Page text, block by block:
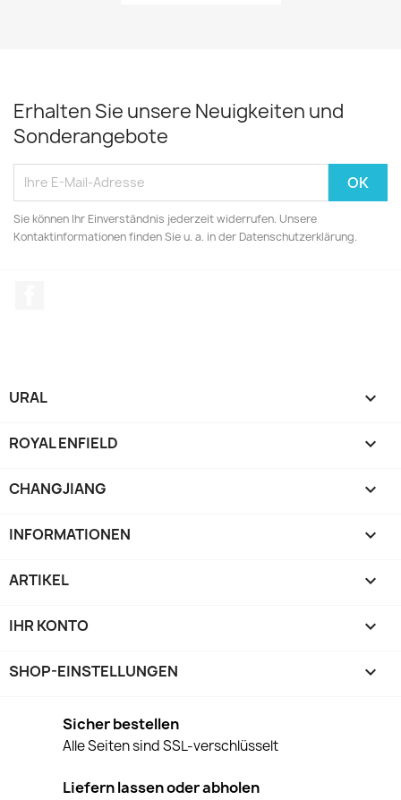
Erhalten Sie unsere Neuigkeiten und
Sonderangebote
Sie können Ihr Einverständnis jederzeit widerrufen. Unsere
Kontaktinformationen finden Sie u. a. in der Datenschutzerklärung.
URAL 
ROYAL ENFIELD 
CHANGJIANG 
INFORMATIONEN 
ARTIKEL 
IHR KONTO 
SHOP-EINSTELLUNGEN keyboard_arrow_down
Sicher bestellen
Alle Seiten sind SSL-verschlüsselt
Liefern lassen oder abholen